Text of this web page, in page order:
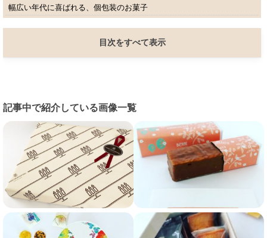
幅広い年代に喜ばれる、個包装のお菓子
目次をすべて表示
記事中で紹介している画像一覧